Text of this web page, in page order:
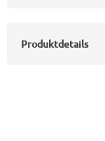
Produktdetails